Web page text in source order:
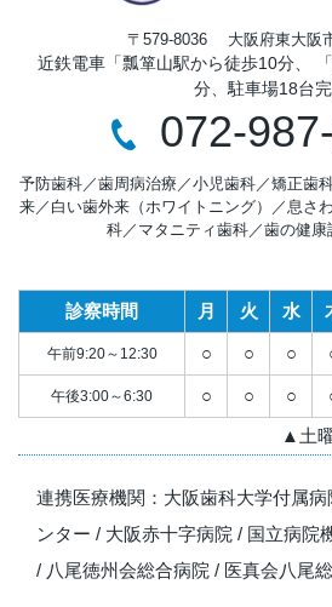
〒579-8036 大阪府東大阪
近鉄電車「瓢箪山駅から徒歩10分、
分、駐車場18台
072-
予防歯科 ／歯周病治療 ／小児歯科 ／矯正歯
来 ／ 白い歯外来（ホワイトニング） ／ 息さ
科／ マタニティ歯科／歯の健康
診察時間 月 火 水
午前9:20～12:30 ○ ○ ○
午後3:00～6:30 ○ ○ ○
▲土
連携医療機関： 大阪歯科大学付属病
ンター / 大阪赤十字病院 / 国立病院
/ 八尾徳州会総合病院 / 医真会八尾